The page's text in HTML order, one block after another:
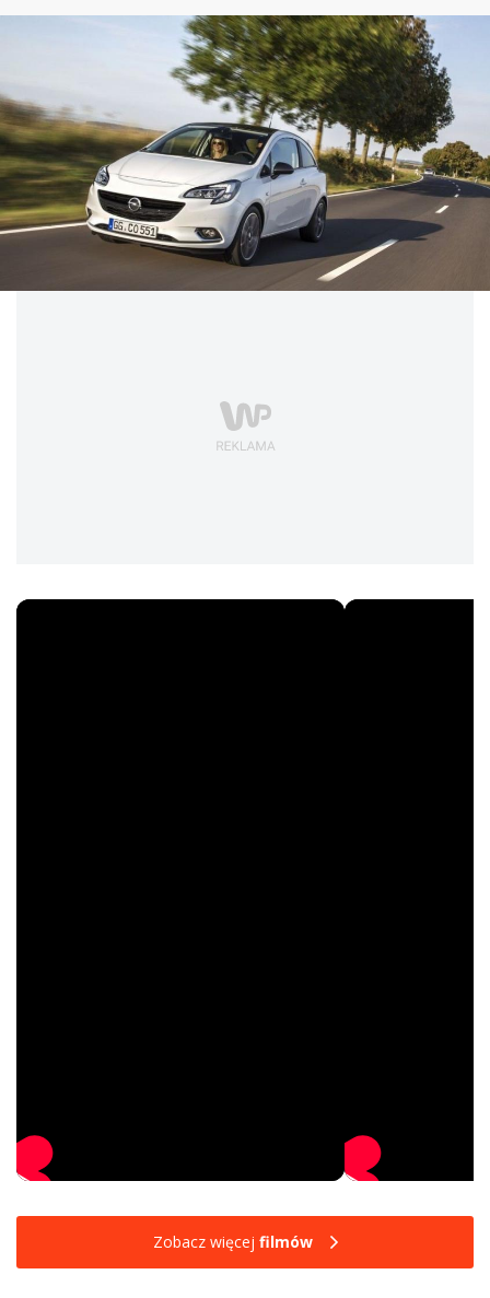
Zobacz więcej filmów